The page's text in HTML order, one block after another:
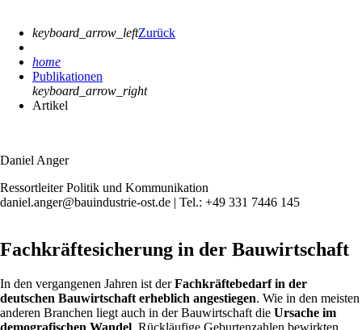
keyboard_arrow_leftZurück
home
Publikationen
keyboard_arrow_right
Artikel
Daniel Anger
Ressortleiter Politik und Kommunikation
daniel.anger@bauindustrie-ost.de | Tel.: +49 331 7446 145
Fachkräftesicherung in der Bauwirtschaft
In den vergangenen Jahren ist derFachkräftebedarf in der
deutschen Bauwirtschaft erheblich angestiegen. Wie in den meisten
anderen Branchen liegt auch in der Bauwirtschaft die Ursache im
demografischen Wandel . Rückläufige Geburtenzahlen bewirkten